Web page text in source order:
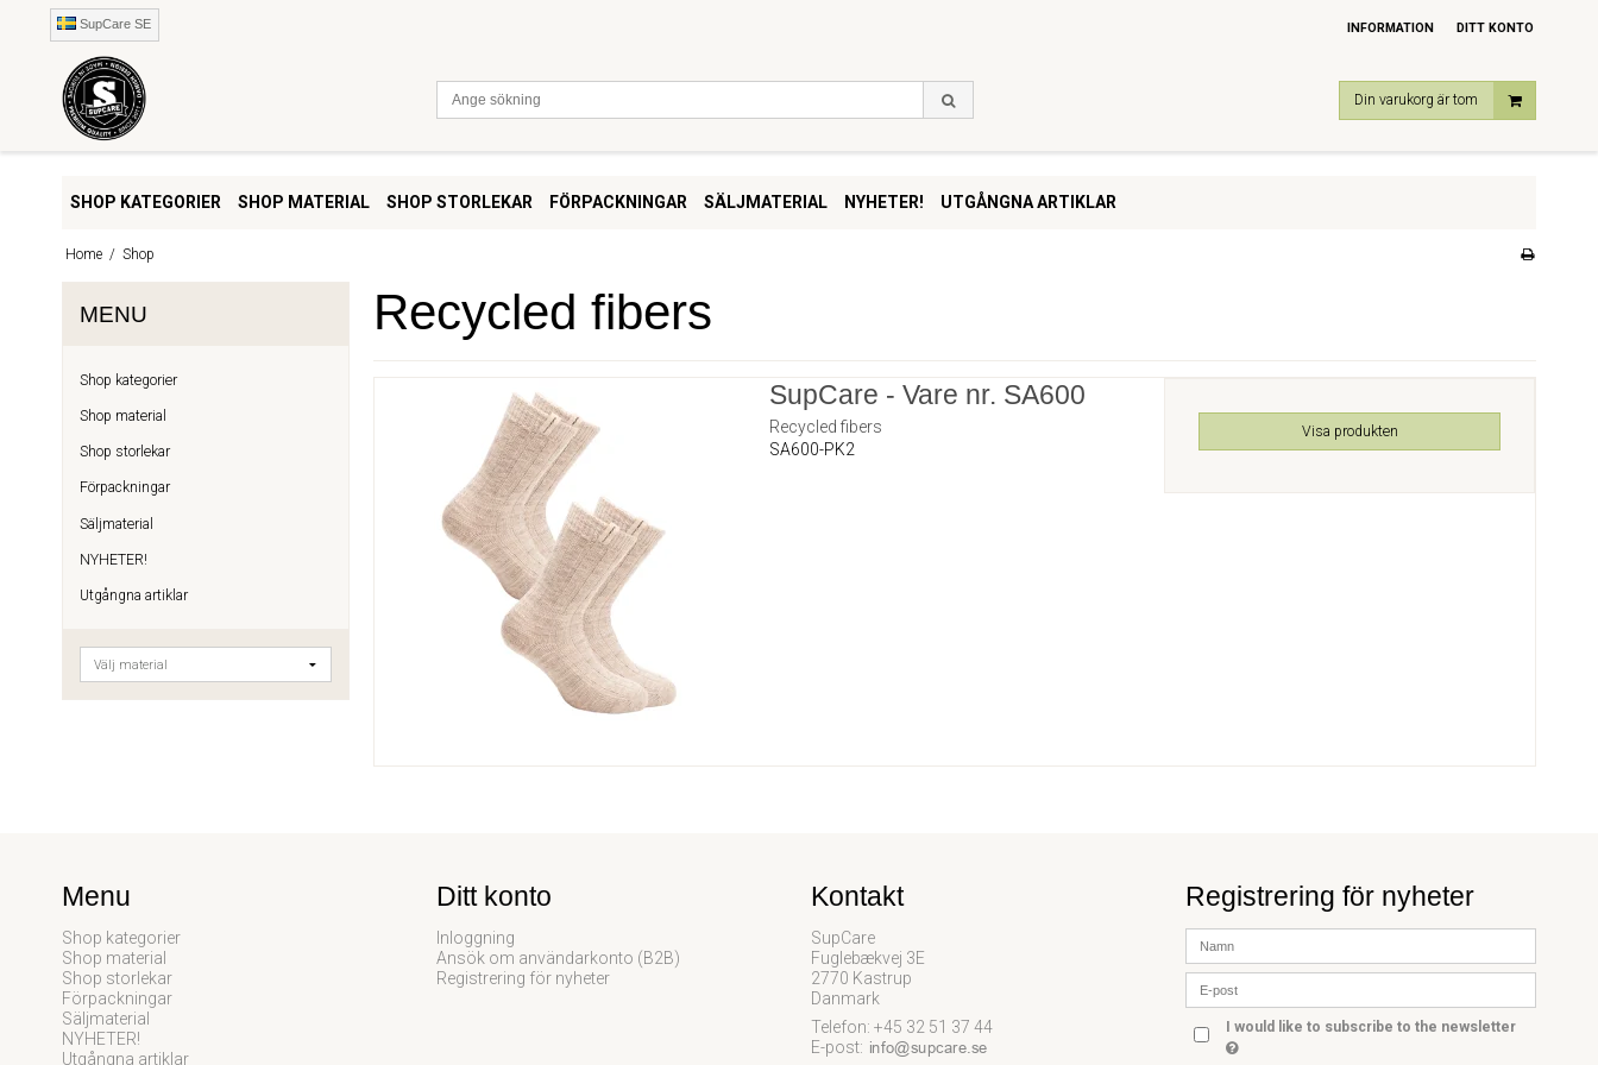
SupCare SE INFORMATION DITT KONTO
Din varukorg är tom
SHOP KATEGORIER SHOP MATERIAL SHOP STORLEKAR FÖRPACKNINGAR SÄLJMATERIAL NYHETER! UTGÅNGNA ARTIKLAR
Home / Shop
MENU
Shop kategorier
Shop material
Shop storlekar
Förpackningar
Säljmaterial
NYHETER!
Utgångna artiklar
Recycled fibers
SupCare - Vare nr. SA600
Recycled fibers
SA600-PK2
Visa produkten
Menu
Shop kategorier
Shop material
Shop storlekar
Förpackningar
Säljmaterial
NYHETER!
Utgångna artiklar
Ditt konto
Inloggning
Ansök om användarkonto (B2B)
Registrering för nyheter
Kontakt
SupCare
Fuglebækvej 3E
2770 Kastrup
Danmark
Telefon: +45 32 51 37 44
E-post:
Registrering för nyheter
I would like to subscribe to the newsletter